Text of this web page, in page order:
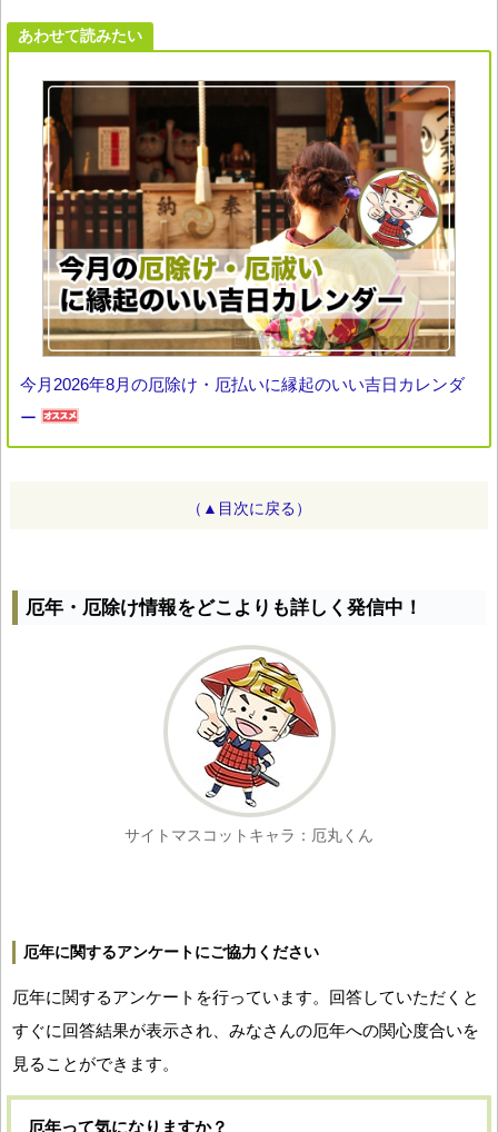
あわせて読みたい
今月2026年8月の厄除け・厄払いに縁起のいい吉日カレンダ
ー
（▲目次に戻る）
厄年・厄除け情報をどこよりも詳しく発信中！
サイトマスコットキャラ：厄丸くん
厄年に関するアンケートにご協力ください
厄年に関するアンケートを行っています。回答していただくと
すぐに回答結果が表示され、みなさんの厄年への関心度合いを
見ることができます。
厄年って気になりますか？